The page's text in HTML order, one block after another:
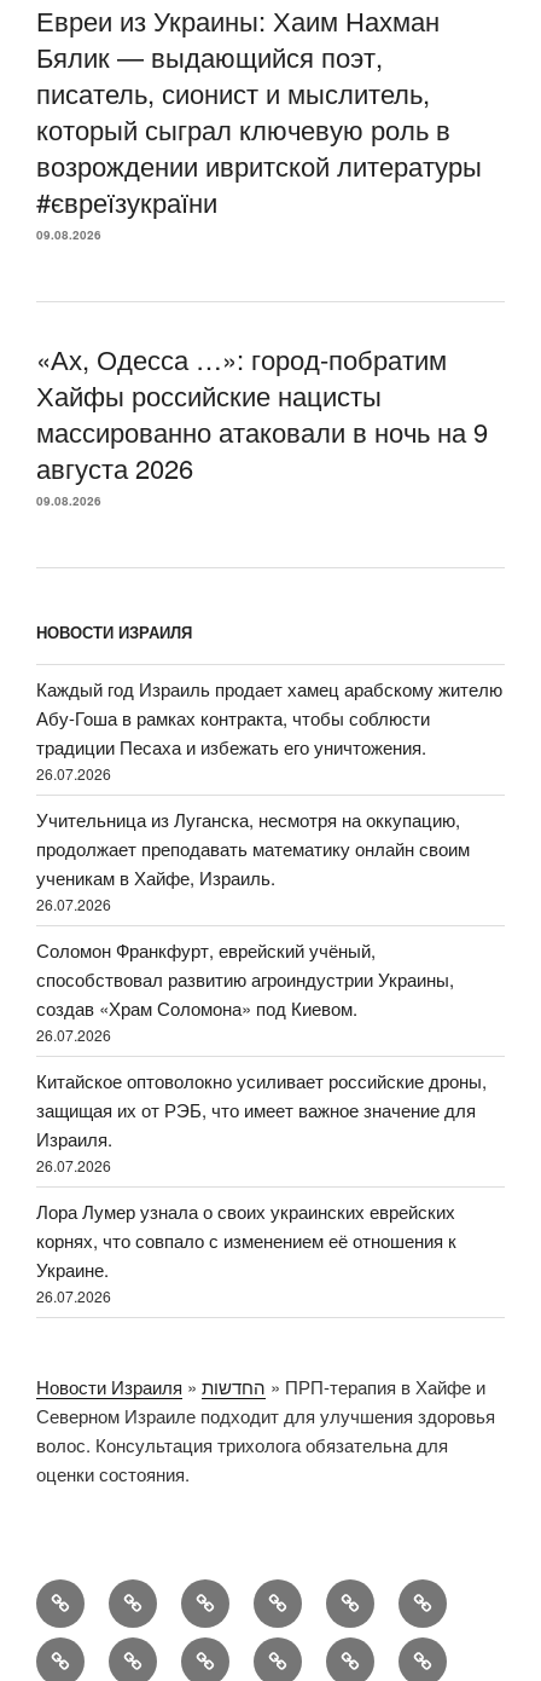
Евреи из Украины: Хаим Нахман
Бялик — выдающийся поэт,
писатель, сионист и мыслитель,
который сыграл ключевую роль в
возрождении ивритской литературы
#євреїзукраїни
09.08.2026
«Ах, Одесса …»: город-побратим
Хайфы российские нацисты
массированно атаковали в ночь на 9
августа 2026
09.08.2026
НОВОСТИ ИЗРАИЛЯ
Каждый год Израиль продает хамец арабскому жителю
Абу-Гоша в рамках контракта, чтобы соблюсти
традиции Песаха и избежать его уничтожения.
26.07.2026
Учительница из Луганска, несмотря на оккупацию,
продолжает преподавать математику онлайн своим
ученикам в Хайфе, Израиль.
26.07.2026
Соломон Франкфурт, еврейский учёный,
способствовал развитию агроиндустрии Украины,
создав «Храм Соломона» под Киевом.
26.07.2026
Китайское оптоволокно усиливает российские дроны,
защищая их от РЭБ, что имеет важное значение для
Израиля.
26.07.2026
Лора Лумер узнала о своих украинских еврейских
корнях, что совпало с изменением её отношения к
Украине.
26.07.2026
Новости Израиля » החדשות » ПРП-терапия в Хайфе и
Северном Израиле подходит для улучшения здоровья
волос. Консультация трихолога обязательна для
оценки состояния.
החדשותНовости
Израиля
от
РусскийНовости
Израиля
Политика
конфиденциальности
Israel
News
Sweet
Why
When
An
Как
Как